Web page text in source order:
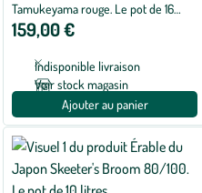
Tamukeyama rouge. Le pot de 16
litres
159,00 €
Indisponible livraison
Voir stock magasin
Ajouter au panier